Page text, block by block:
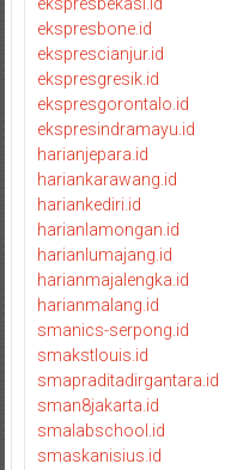
ekspresbone.id
eksprescianjur.id
ekspresgresik.id
ekspresgorontalo.id
ekspresindramayu.id
harianjepara.id
hariankarawang.id
hariankediri.id
harianlamongan.id
harianlumajang.id
harianmajalengka.id
harianmalang.id
smanics-serpong.id
smakstlouis.id
smapraditadirgantara.id
sman8jakarta.id
smalabschool.id
smaskanisius.id